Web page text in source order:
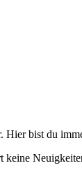
bist du
keine